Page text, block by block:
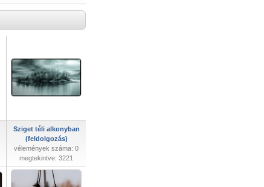
Sziget téli alkonyban
(feldolgozás)
vélemények száma: 0
megtekintve: 3221